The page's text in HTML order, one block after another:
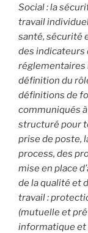
Social : la
travail
santé, sécurité
des indicateurs
réglementaires
définition du
définitions de
communiqués
structuré pour
prise de poste,
process, des
mise en place
de la qualité et
travail :
(mutuelle et
informatique et